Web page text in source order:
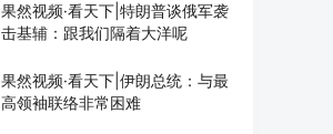
果然视频·看天下|特朗普谈俄军袭
击基辅：跟我们隔着大洋呢
果然视频·看天下|伊朗总统：与最
高领袖联络非常困难